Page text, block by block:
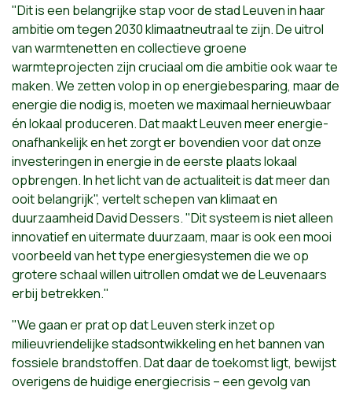
"Dit is een belangrijke stap voor de stad Leuven in haar
ambitie om tegen 2030 klimaatneutraal te zijn. De uitrol
van warmtenetten en collectieve groene
warmteprojecten zijn cruciaal om die ambitie ook waar te
maken. We zetten volop in op energiebesparing, maar de
energie die nodig is, moeten we maximaal hernieuwbaar
én lokaal produceren. Dat maakt Leuven meer energie-
onafhankelijk en het zorgt er bovendien voor dat onze
investeringen in energie in de eerste plaats lokaal
opbrengen. In het licht van de actualiteit is dat meer dan
ooit belangrijk", vertelt schepen van klimaat en
duurzaamheid David Dessers. "Dit systeem is niet alleen
innovatief en uitermate duurzaam, maar is ook een mooi
voorbeeld van het type energiesystemen die we op
grotere schaal willen uitrollen omdat we de Leuvenaars
erbij betrekken."
"We gaan er prat op dat Leuven sterk inzet op
milieuvriendelijke stadsontwikkeling en het bannen van
fossiele brandstoffen. Dat daar de toekomst ligt, bewijst
overigens de huidige energiecrisis – een gevolg van